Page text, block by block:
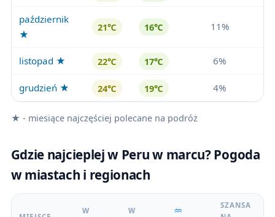
październik
★
21℃ 16℃ 11%
listopad ★ 22℃ 17℃ 6%
grudzień ★ 24℃ 19℃ 4%
★ - miesiące najczęściej polecane na podróż
Gdzie najcieplej w Peru w marcu? Pogoda
w miastach i regionach
W
W
SZANSA